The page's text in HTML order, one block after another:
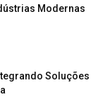
Modernas
Soluções